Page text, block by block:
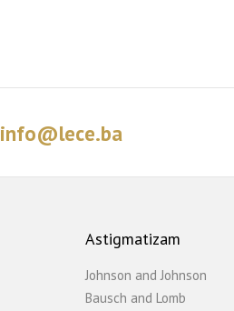
info@lece.ba
Astigmatizam
Johnson and Johnson
Bausch and Lomb